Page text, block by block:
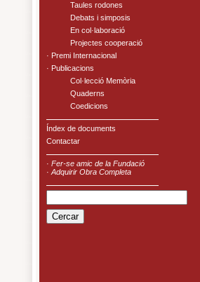
Taules rodones
Debats i simposis
En col·laboració
Projectes cooperació
· Premi Internacional
· Publicacions
Col·lecció Memòria
Quaderns
Coedicions
Índex de documents
Contactar
· Fer-se amic de la Fundació
· Adquirir Obra Completa